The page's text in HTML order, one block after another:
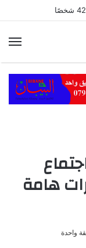
هامة
واحدة